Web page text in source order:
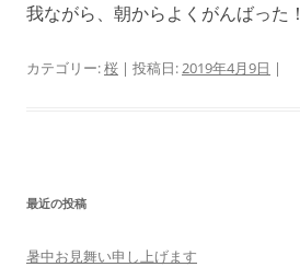
我ながら、朝からよくがんばった！
カテゴリー:桜 | 投稿日:2019年4月9日 |
最近の投稿
暑中お見舞い申し上げます